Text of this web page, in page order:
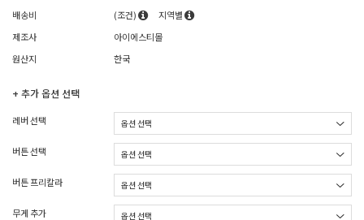
배송비
(조건)
지역별
제조사
아이에스티몰
원산지
한국
+ 추가 옵션 선택
레버 선택
버튼 선택
버튼 프리칼라
무게 추가